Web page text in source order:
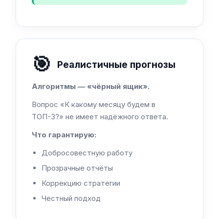
🎯 Реалистичные прогнозы
Алгоритмы — «чёрный ящик».
Вопрос «К какому месяцу будем в
ТОП-3?» не имеет надёжного ответа.
Что гарантирую:
Добросовестную работу
Прозрачные отчёты
Коррекцию стратегии
Честный подход